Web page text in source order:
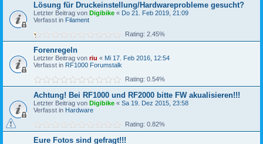
Lösung für Druckeinstellung/Hardwareprobleme gesucht?
Letzter Beitrag von Digibike « Do 21. Feb 2019, 21:09
Verfasst in Filament
Rating: 2.45%
Forenregeln
Letzter Beitrag von riu « Mi 17. Feb 2016, 12:54
Verfasst in RF1000 Forumstalk
Rating: 0.54%
Achtung! Bei RF1000 und RF2000 bitte FW akualisieren!!!
Letzter Beitrag von Digibike « Sa 19. Dez 2015, 23:58
Verfasst in Hardware
Rating: 0.82%
Eure Fotos sind gefragt!!!